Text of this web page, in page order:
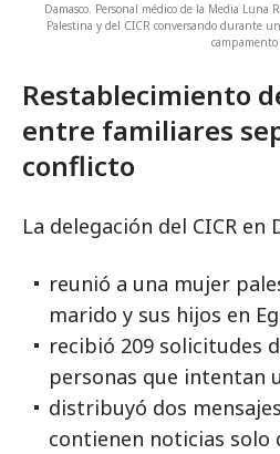
Damasco. Personal médico de la Media Luna
Palestina y del CICR conversando durante
Restablecimiento
entre familiares
conflicto
La delegación del CICR en
reunió a una mujer
marido y sus hijos en
recibió 209 solicitudes
personas que intentan
distribuyó dos
contienen noticias solo